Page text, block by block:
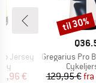
Jersey
pris
€
Artikel
Gregarius Pro Big
129,95 €fra
Rabat
til 30%